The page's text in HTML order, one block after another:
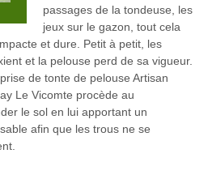
passages de la tondeuse, les
jeux sur le gazon, tout cela
et dure. Petit à petit, les
et la pelouse perd de sa vigueur.
de tonte de pelouse Artisan
Le Vicomte procède au
le sol en lui apportant un
afin que les trous ne se